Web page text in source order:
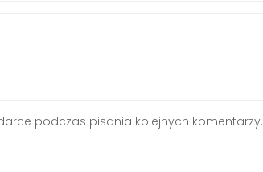
podczas pisania kolejnych komentarzy.